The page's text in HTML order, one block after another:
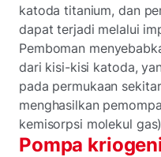
katoda titanium, dan
dapat terjadi melalui
Pemboman
dari kisi-kisi katoda,
pada permukaan
menghasilkan
kemisorpsi molekul
Pompa